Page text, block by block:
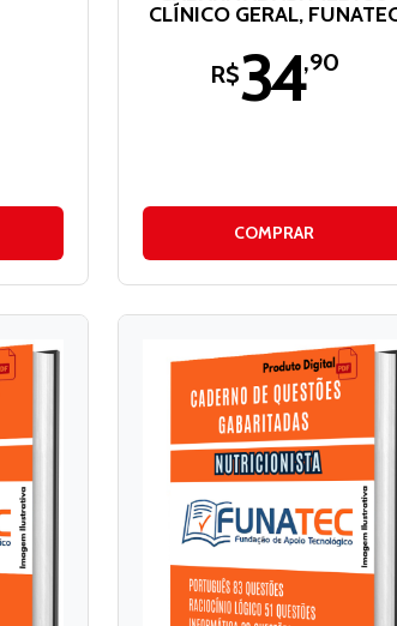
CLÍNICO GERAL,
R$34,90
COMPRAR